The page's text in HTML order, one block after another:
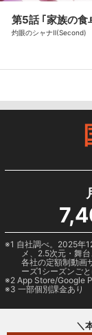
第5話 ｢家族の食
灼眼のシャナⅡ(Second)
1 自社調べ。2025年
メ、2.5次元・舞
各社の定額制動画
ーズ1シーズンごと
2 App Store/Google
3 一部個別課金あり
＼